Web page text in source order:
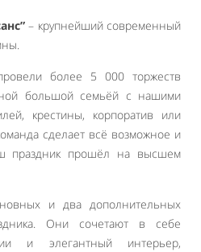
– крупнейший современный
более 5 000 торжеств
большой семьёй с нашими
крестины, корпоратив или
сделает всё возможное и
праздник прошёл на высшем
и два дополнительных
Они сочетают в себе
и элегантный интерьер,